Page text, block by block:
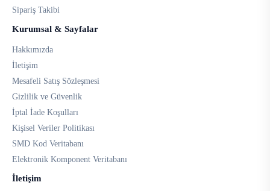
Sipariş Takibi
Kurumsal & Sayfalar
Hakkımızda
İletişim
Mesafeli Satış Sözleşmesi
Gizlilik ve Güvenlik
İptal İade Koşulları
Kişisel Veriler Politikası
SMD Kod Veritabanı
Elektronik Komponent Veritabanı
İletişim